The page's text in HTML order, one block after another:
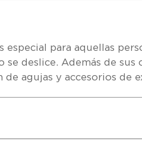
especial para aquellas
se deslice. Además de
agujas y accesorios de